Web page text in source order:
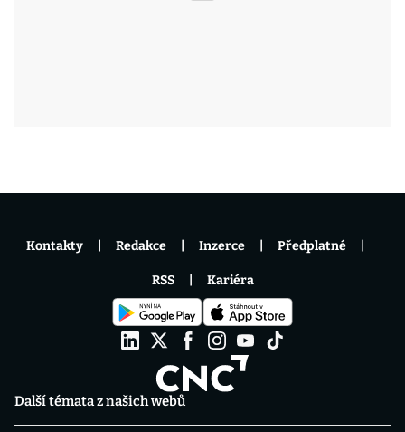
Další témata z našich webů
Kontakty Redakce Inzerce Předplatné
RSS Kariéra